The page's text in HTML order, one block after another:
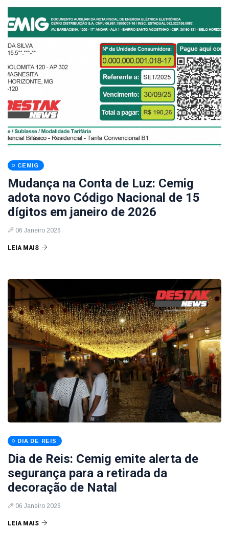
CEMIG
Mudança na Conta de Luz: Cemig
adota novo Código Nacional de 15
dígitos em janeiro de 2026
06 Janeiro 2026
LEIA MAIS
DIA DE REIS
Dia de Reis: Cemig emite alerta de
segurança para a retirada da
decoração de Natal
06 Janeiro 2026
LEIA MAIS